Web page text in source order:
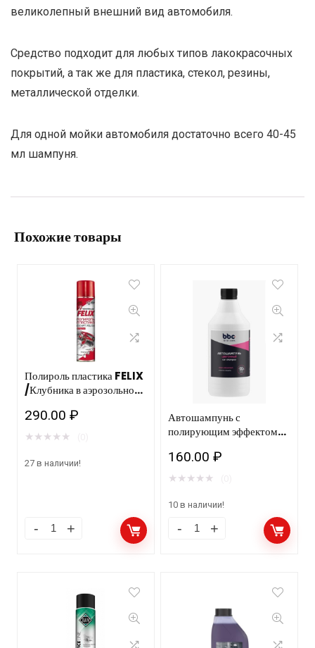
великолепный внешний вид автомобиля.
Средство подходит для любых типов лакокрасочных
покрытий, а так же для пластика, стекол, резины,
металлической отделки.
Для одной мойки автомобиля достаточно всего 40-45
мл шампуня.
Похожие товары
Полироль пластика FELIX
/Клубника в аэрозольной
НМ
290.00₽
★ ★ ★ ★ ★
27 в наличии!
Автошампунь с
полирующим эффектом
4124 12шт
160.00₽
★ ★ ★ ★ ★
10 в наличии!